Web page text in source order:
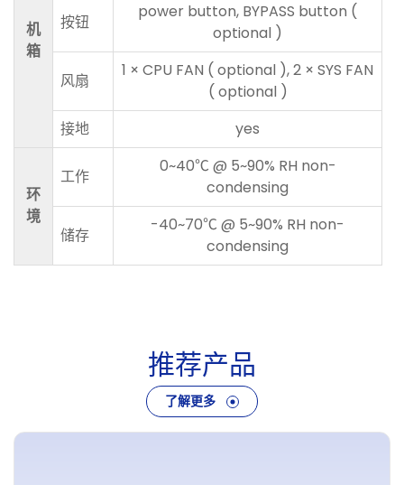
机
箱
按钮
power button, BYPASS button (
optional )
风扇
1 × CPU FAN ( optional ), 2 × SYS FAN
( optional )
接地
yes
环
境
工作
0~40℃ @ 5~90% RH non-
condensing
储存
-40~70℃ @ 5~90% RH non-
condensing
推荐产品
了解更多